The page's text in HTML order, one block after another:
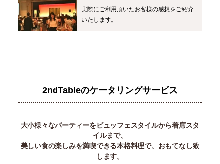
実際にご利用頂いたお客様の感想をご紹介
いたします。
2ndTableのケータリングサービス
大小様々なパーティーをビュッフェスタイルから着席スタ
イルまで、
美しい食の楽しみを満喫できる本格料理で、おもてなし致
します。